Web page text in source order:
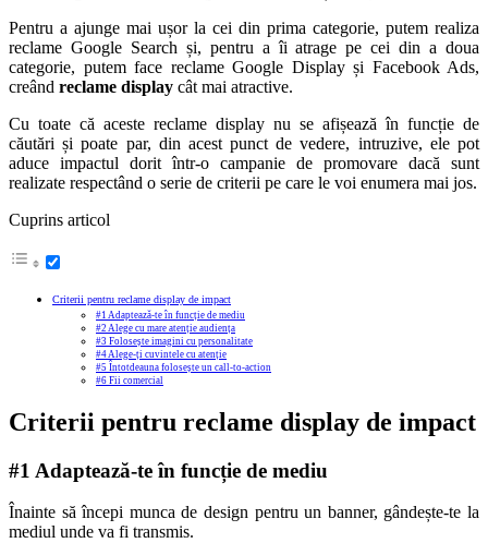
Pentru a ajunge mai ușor la cei din prima categorie, putem realiza
reclame Google Search și, pentru a îi atrage pe cei din a doua
categorie, putem face reclame Google Display și Facebook Ads,
creând reclame display cât mai atractive.
Cu toate că aceste reclame display nu se afișează în funcție de
căutări și poate par, din acest punct de vedere, intruzive, ele pot
aduce impactul dorit într-o campanie de promovare dacă sunt
realizate respectând o serie de criterii pe care le voi enumera mai jos.
Cuprins articol
Criterii pentru reclame display de impact
#1 Adaptează-te în funcție de mediu
#2 Alege cu mare atenție audiența
#3 Folosește imagini cu personalitate
#4 Alege-ți cuvintele cu atenție
#5 Întotdeauna folosește un call-to-action
#6 Fii comercial
Criterii pentru reclame display de impact
#1 Adaptează-te în funcție de mediu
Înainte să începi munca de design pentru un banner, gândește-te la
mediul unde va fi transmis.